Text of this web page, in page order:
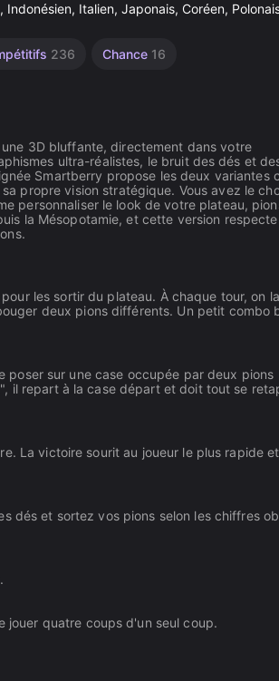
Italien, Japonais, Coréen,
236 Chance 16
3D bluffante, directement dans votre
ultra-réalistes, le bruit des dés et
Smartberry propose les deux variantes
propre vision stratégique. Vous avez le
personnaliser le look de votre plateau,
la Mésopotamie, et cette version
les sortir du plateau. À chaque tour, on
deux pions différents. Un petit combo
poser sur une case occupée par deux pions
il repart à la case départ et doit tout se
La victoire sourit au joueur le plus rapide
dés et sortez vos pions selon les chiffres
jouer quatre coups d'un seul coup.